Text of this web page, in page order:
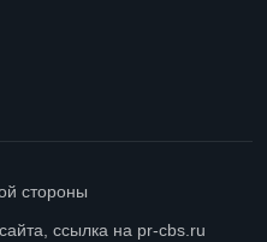
стороны
ссылка на pr-cbs.ru